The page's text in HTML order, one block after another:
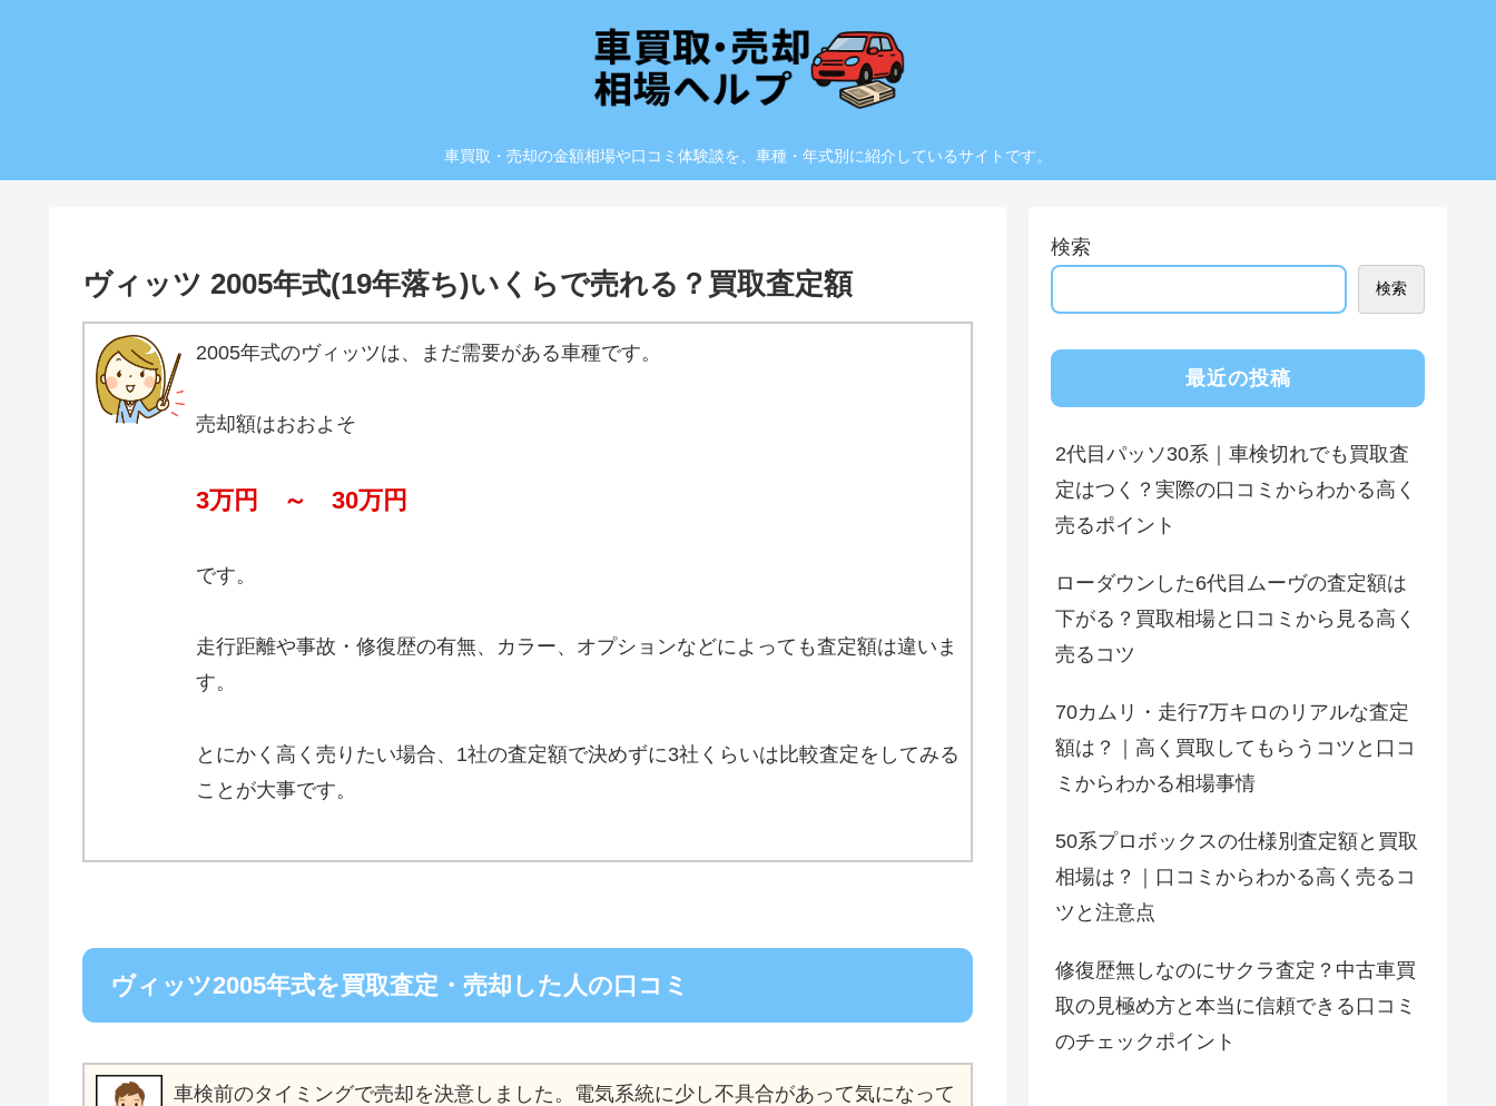
車買取・売却の金額相場や口コミ体験談を、車種・年式別に紹介しているサイトです。
ヴィッツ 2005年式(19年落ち)いくらで売れる？買取査定額
2005年式のヴィッツは、まだ需要がある車種です。
売却額はおおよそ
3万円 ～ 30万円
です。
走行距離や事故・修復歴の有無、カラー、オプションなどによっても査定額は違いま
す。
とにかく高く売りたい場合、1社の査定額で決めずに3社くらいは比較査定をしてみる
ことが大事です。
ヴィッツ2005年式を買取査定・売却した人の口コミ
車検前のタイミングで売却を決意しました。電気系統に少し不具合があって気になって
検索
検索
最近の投稿
2代目パッソ30系｜車検切れでも買取査
定はつく？実際の口コミからわかる高く
売るポイント
ローダウンした6代目ムーヴの査定額は
下がる？買取相場と口コミから見る高く
売るコツ
70カムリ・走行7万キロのリアルな査定
額は？｜高く買取してもらうコツと口コ
ミからわかる相場事情
50系プロボックスの仕様別査定額と買取
相場は？｜口コミからわかる高く売るコ
ツと注意点
修復歴無しなのにサクラ査定？中古車買
取の見極め方と本当に信頼できる口コミ
のチェックポイント